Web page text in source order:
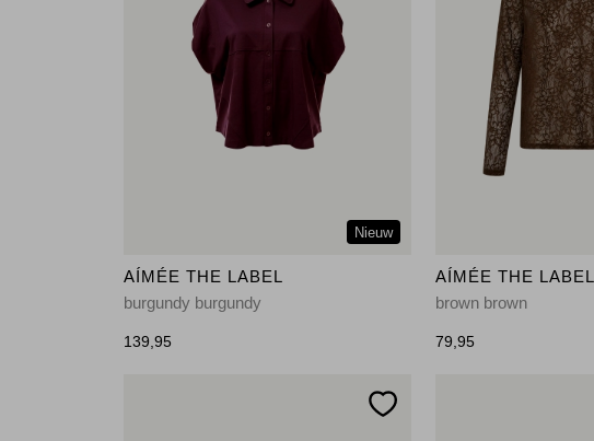
Nieuw
AÍMÉE THE LABEL
burgundy burgundy
139,95
AÍMÉE THE LABEL
brown brown
79,95